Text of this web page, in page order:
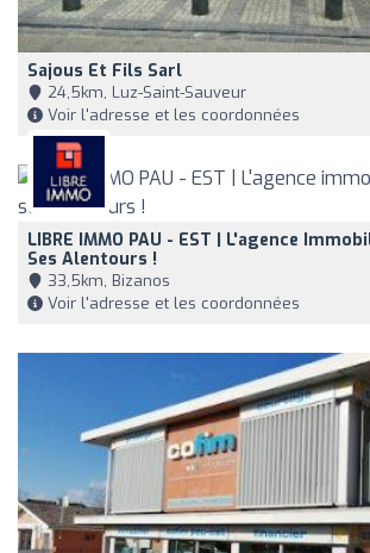
Sajous Et Fils Sarl
24,5km, Luz-Saint-Sauveur
Voir l'adresse et les coordonnées
LIBRE IMMO PAU - EST | L'agence
Ses Alentours !
33,5km, Bizanos
Voir l'adresse et les coordonnées